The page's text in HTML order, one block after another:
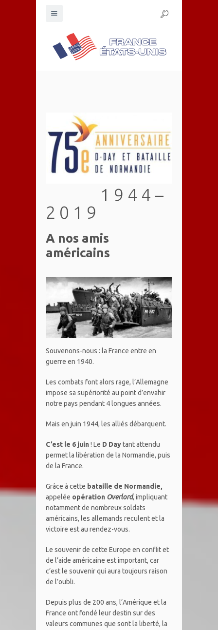
1 9 4 4 –
2 0 1 9
A nos amis
américains
Souvenons-nous : la France entre en
guerre en 1940.
Les combats font alors rage, l’Allemagne
impose sa supériorité au point d’envahir
notre pays pendant 4 longues années.
Mais en juin 1944, les alliés débarquent.
C’est le 6 juin ! Le D Daytant attendu
permet la libération de la Normandie, puis
de la France.
Grâce à cette bataille de Normandie,
appelée opération Overlord, impliquant
notamment de nombreux soldats
américains, les allemands reculent et la
victoire est au rendez-vous.
Le souvenir de cette Europe en conflit et
de l’aide américaine est important, car
c’est le souvenir qui aura toujours raison
de l’oubli.
Depuis plus de 200 ans, l’Amérique et la
France ont fondé leur destin sur des
valeurs communes que sont la liberté, la